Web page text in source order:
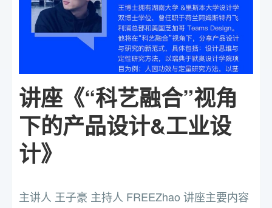
讲座《“科艺融合”视角
下的产品设计&工业设
计》
主讲人 王子豪 主持人 FREEZhao 讲座主要内容